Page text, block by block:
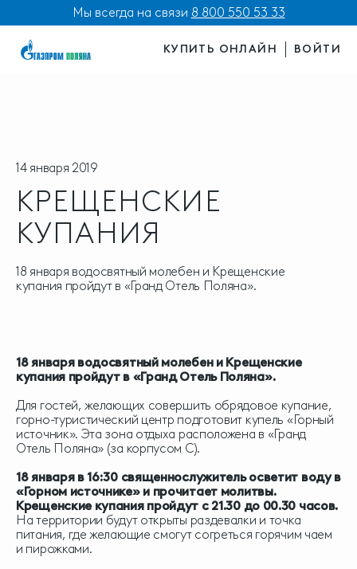
Мы всегда на связи 8 800 550 53 33
КУПИТЬ ОНЛАЙН ВОЙТИ
14 января 2019
КРЕЩЕНСКИЕ
КУПАНИЯ
18 января водосвятный молебен и Крещенские
купания пройдут в «Гранд Отель Поляна».
18 января водосвятный молебен и Крещенские
купания пройдут в «Гранд Отель Поляна».
Для гостей, желающих совершить обрядовое купание,
горно-туристический центр подготовит купель «Горный
источник». Эта зона отдыха расположена в «Гранд
Отель Поляна» (за корпусом С).
18 января в 16:30 священнослужитель осветит воду в
«Горном источнике» и прочитает молитвы.
Крещенские купания пройдут с 21.30 до 00.30 часов.
На территории будут открыты раздевалки и точка
питания, где желающие смогут согреться горячим чаем
и пирожками.